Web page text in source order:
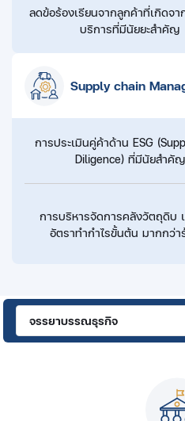
ลดข้อร้องเรียนจากลูกค้าที่เกิดจา
บริการที่มีนัยยะสำคัญ
Supply chain
การประเมินคู่ค้าด้าน ESG
Diligence) ที่มีนัยสำคัญ
การบริหารจัดการคลังวัตถุดิบ
อัตราทำกำไรขั้นต้น มากกว่า
จรรยาบรรณธุรกิจ